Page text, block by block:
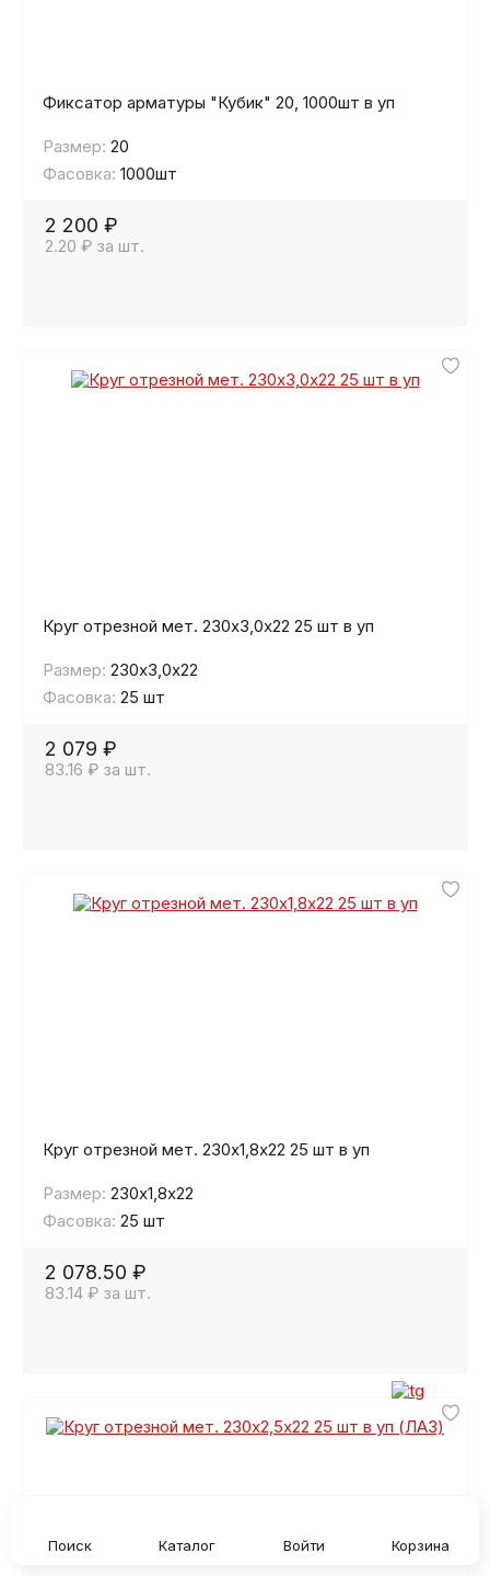
Фиксатор арматуры "Кубик" 20, 1000шт в уп
Размер: 20
Фасовка: 1000шт
2 200 ₽
2.20 ₽ за шт.
Круг отрезной мет. 230х3,0х22 25 шт в уп
Размер: 230х3,0х22
Фасовка: 25 шт
2 079 ₽
83.16 ₽ за шт.
Круг отрезной мет. 230х1,8х22 25 шт в уп
Размер: 230х1,8х22
Фасовка: 25 шт
2 078.50 ₽
83.14 ₽ за шт.
Поиск Каталог Войти Корзина